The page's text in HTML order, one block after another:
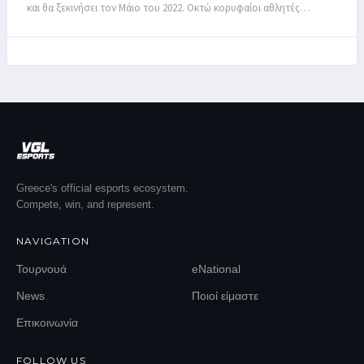
και θα ξεκινήσει τον Μάιο του 2022. Οκτώ κορυφαίοι αθλητές…
Greece's official esports ecosystem.
Compete, win, and represent.
NAVIGATION
Τουρνουά eNational
News Ποιοί είμαστε
Επικοινωνία
FOLLOW US